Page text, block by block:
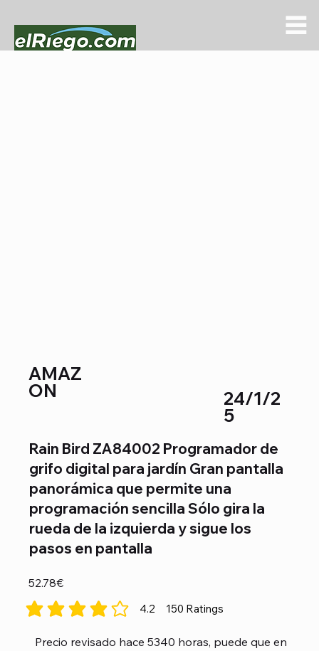
AMAZ
ON 24/1/2
5
Rain Bird ZA84002 Programador de
grifo digital para jardín Gran pantalla
panorámica que permite una
programación sencilla Sólo gira la
rueda de la izquierda y sigue los
pasos en pantalla
4.2 150 Ratings
la calificación promedio es 4.2 de 5, basada en 150 votos,
Precio revisado hace 5340 horas, puede que en
52.78€